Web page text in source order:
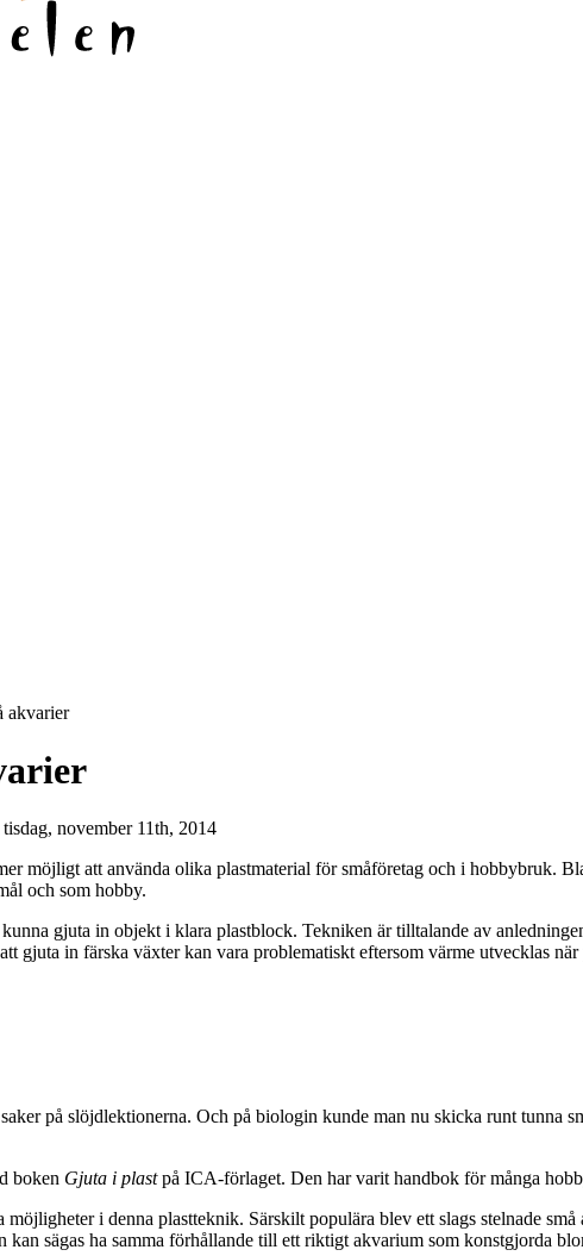
akvarier
tisdag, november 11th, 2014
möjligt att använda olika plastmaterial för småföretag och i hobbybruk.
och som hobby.
gjuta in objekt i klara plastblock. Tekniken är tilltalande av
gjuta in färska växter kan vara problematiskt eftersom värme utvecklas
på slöjdlektionerna. Och på biologin kunde man nu skicka runt tunna
boken Gjuta i plastpå ICA-förlaget. Den har varit handbok för många
möjligheter i denna plastteknik. Särskilt populära blev ett slags stelnade
kan sägas ha samma förhållande till ett riktigt akvarium som konstgjorda